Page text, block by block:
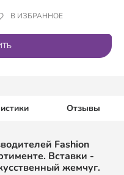
В ИЗБРАННОЕ
Отзывы
Fashion
Вставки -
жемчуг.